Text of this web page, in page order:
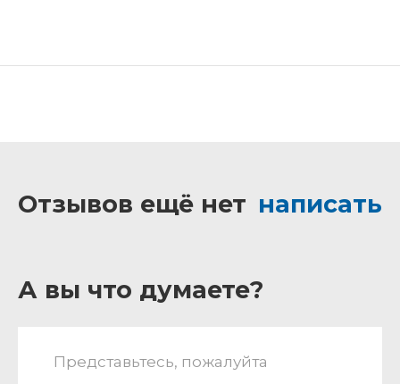
Отзывов ещё нет написать
А вы что думаете?